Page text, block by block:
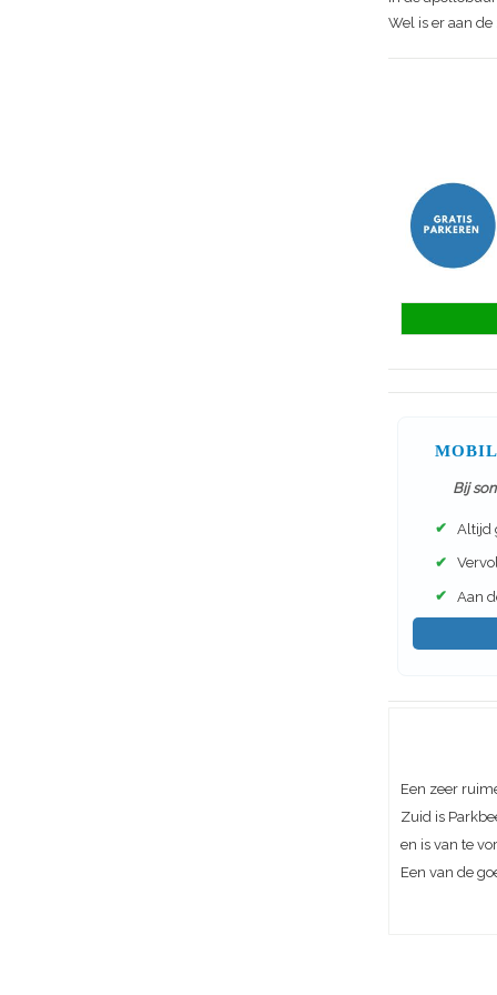
Wel is er aan
Bij
✔ Altijd
✔
✔ Aan
Een zeer
Zuid is
en is van te
Een van de